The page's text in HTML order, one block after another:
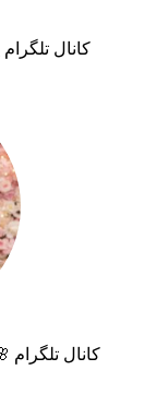
کانال
کانال تلگرام